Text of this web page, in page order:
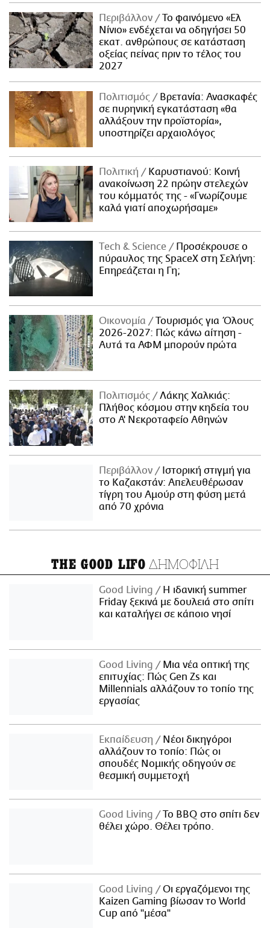
Περιβάλλον
Το φαινόμενο «Ελ
Νίνιο» ενδέχεται να οδηγήσει 50
εκατ. ανθρώπους σε κατάσταση
οξείας πείνας πριν το τέλος του
2027
Πολιτισμός
Βρετανία: Ανασκαφές
σε πυρηνική εγκατάσταση «θα
αλλάξουν την προϊστορία»,
υποστηρίζει αρχαιολόγος
Πολιτική
Καρυστιανού: Κοινή
ανακοίνωση 22 πρώην στελεχών
του κόμματός της - «Γνωρίζουμε
καλά γιατί αποχωρήσαμε»
Τech & Science
Προσέκρουσε ο
πύραυλος της SpaceX στη Σελήνη:
Επηρεάζεται η Γη;
Οικονομία
Τουρισμός για Όλους
2026-2027: Πώς κάνω αίτηση -
Αυτά τα ΑΦΜ μπορούν πρώτα
Πολιτισμός
Λάκης Χαλκιάς:
Πλήθος κόσμου στην κηδεία του
στο Α' Νεκροταφείο Αθηνών
Περιβάλλον
Ιστορική στιγμή για
το Καζακστάν: Απελευθέρωσαν
τίγρη του Αμούρ στη φύση μετά
από 70 χρόνια
THE GOOD LIFO ΔΗΜΟΦΙΛΗ
Good Living
Η ιδανική summer
Friday ξεκινά με δουλειά στο σπίτι
και καταλήγει σε κάποιο νησί
Good Living
Μια νέα οπτική της
επιτυχίας: Πώς Gen Zs και
Millennials αλλάζουν το τοπίο της
εργασίας
Εκπαίδευση
Νέοι δικηγόροι
αλλάζουν το τοπίο: Πώς οι
σπουδές Νομικής οδηγούν σε
θεσμική συμμετοχή
Good Living
Το BBQ στο σπίτι δεν
θέλει χώρο. Θέλει τρόπο.
Good Living
Οι εργαζόμενοι της
Kaizen Gaming βίωσαν το World
Cup από "μέσα"